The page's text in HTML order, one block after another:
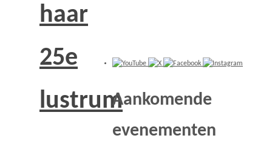
haar
25e
lustrumAankomende
evenementen